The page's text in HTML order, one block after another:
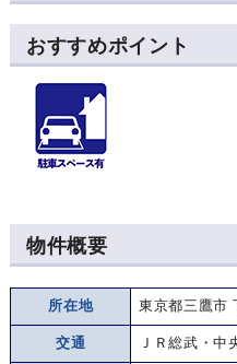
おすすめポイント
物件概要
所在地 東京都三鷹市
交通 ＪＲ総武・中